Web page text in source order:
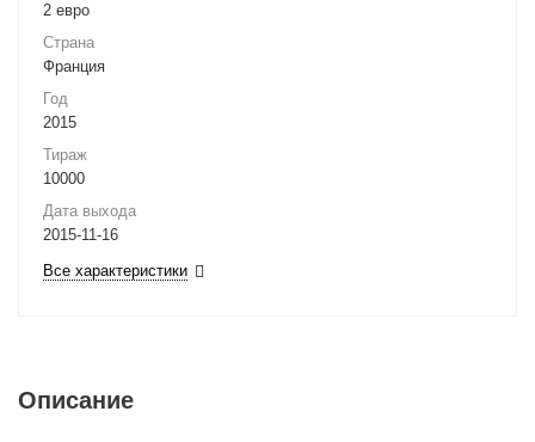
2 евро
Страна
Франция
Год
2015
Тираж
10000
Дата выхода
2015-11-16
Все характеристики
Описание